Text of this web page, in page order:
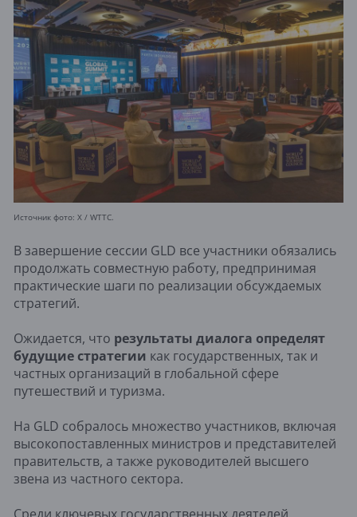
Источник фото: X / WTTC.
В завершение сессии GLD все участники обязались
продолжать совместную работу, предпринимая
практические шаги по реализации обсуждаемых
стратегий.
Ожидается, что результаты диалога определят
будущие стратегии как государственных, так и
частных организаций в глобальной сфере
путешествий и туризма.
На GLD собралось множество участников, включая
высокопоставленных министров и представителей
правительств, а также руководителей высшего
звена из частного сектора.